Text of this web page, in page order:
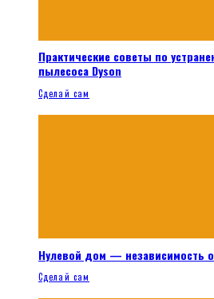
Практические советы по
пылесоса Dyson
Сделай сам
Нулевой дом — независимость
Сделай сам